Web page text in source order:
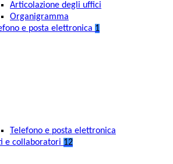
Articolazione degli uffici
Organigramma
e posta elettronica 1
Telefono e posta elettronica
e collaboratori 12